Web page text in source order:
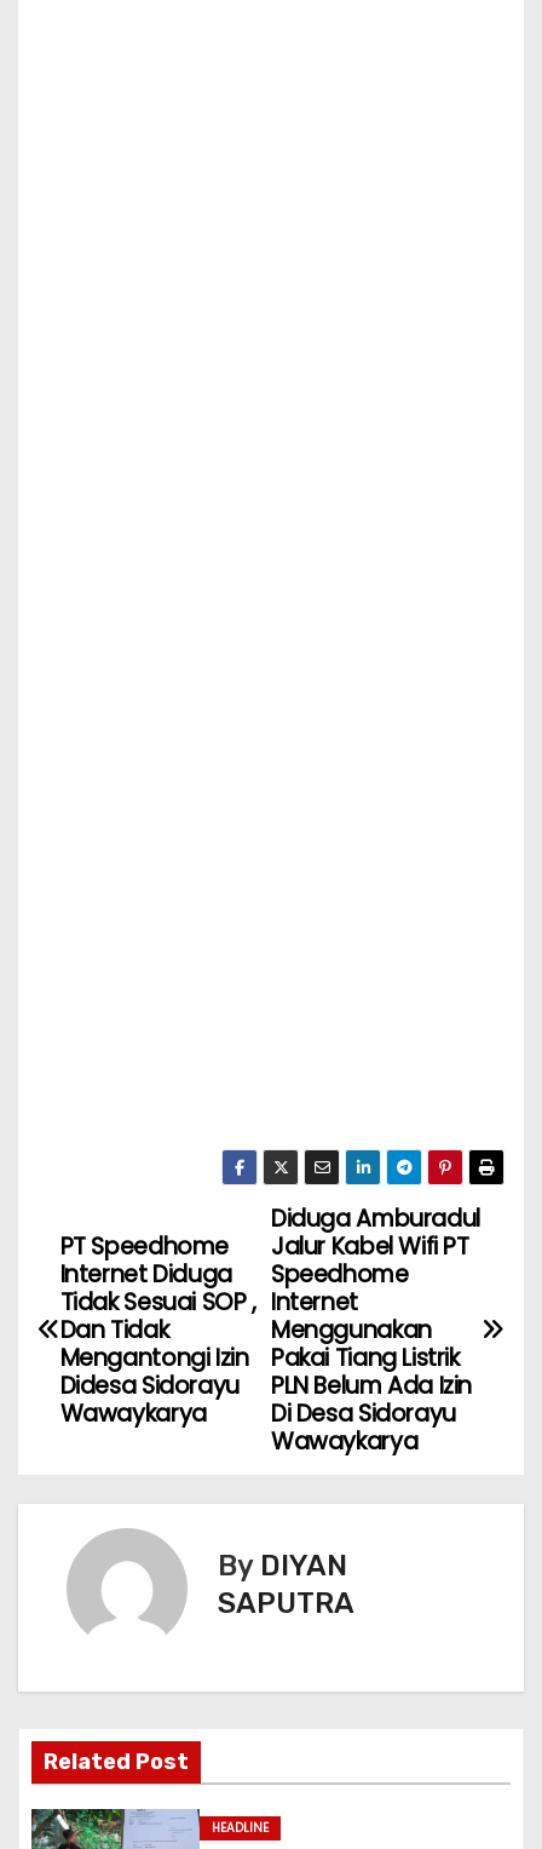
Diduga Amburadul
Jalur Kabel Wifi PT
Speedhome
Internet
Menggunakan
Pakai Tiang Listrik
PLN Belum Ada Izin
Di Desa Sidorayu
Wawaykarya
PT Speedhome
Internet Diduga
Tidak Sesuai SOP ,
Dan Tidak
Mengantongi Izin
Didesa Sidorayu
Wawaykarya
By DIYAN
SAPUTRA
Related Post
HEADLINE